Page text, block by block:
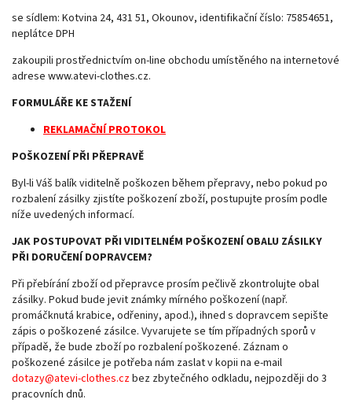
se sídlem: Kotvina 24, 431 51, Okounov, identifikační číslo: 75854651,
neplátce DPH
zakoupili prostřednictvím on-line obchodu umístěného na internetové
adrese www.atevi-clothes.cz.
FORMULÁŘE KE STAŽENÍ
REKLAMAČNÍ PROTOKOL
POŠKOZENÍ PŘI PŘEPRAVĚ
Byl-li Váš balík viditelně poškozen během přepravy, nebo pokud po
rozbalení zásilky zjistíte poškození zboží, postupujte prosím podle
níže uvedených informací.
JAK POSTUPOVAT PŘI VIDITELNÉM POŠKOZENÍ OBALU ZÁSILKY
PŘI DORUČENÍ DOPRAVCEM?
Při přebírání zboží od přepravce prosím pečlivě zkontrolujte obal
zásilky. Pokud bude jevit známky mírného poškození (např.
promáčknutá krabice, odřeniny, apod.), ihned s dopravcem sepište
zápis o poškozené zásilce. Vyvarujete se tím případných sporů v
případě, že bude zboží po rozbalení poškozené. Záznam o
poškozené zásilce je potřeba nám zaslat v kopii na e-mail
dotazy@atevi-clothes.czbez zbytečného odkladu, nejpozději do 3
pracovních dnů.